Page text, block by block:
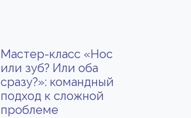
Мастер-класс «Нос
или зуб? Или оба
сразу?»: командный
подход к сложной
проблеме